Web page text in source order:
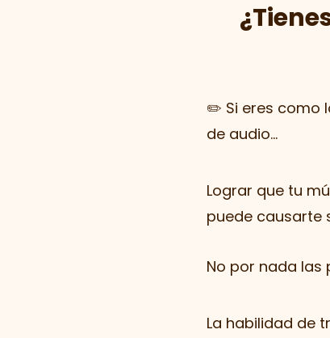
✏️ Si eres como
de audio...
Lograr que tu
puede causarte
No por nada las
La habilidad de